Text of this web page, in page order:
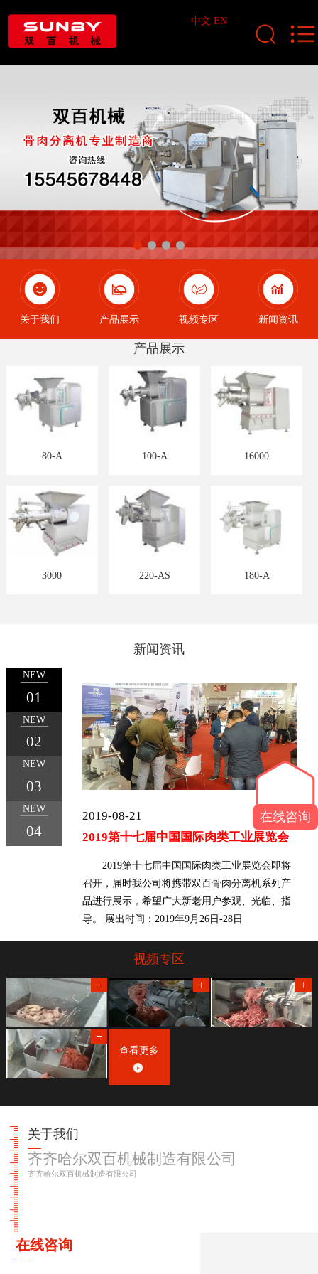
中文 EN
1 2 3 4
关于我们 产品展示 视频专区 新闻资讯
产品展示
80-A 100-A 16000
3000 220-AS 180-A
新闻资讯
NEW
01
NEW
02
NEW
03
NEW
04
2019-08-21
2019第十七届中国国际肉类工业展览会
2019第十七届中国国际肉类工业展览会即将
召开，届时我公司将携带双百骨肉分离机系列产
品进行展示，希望广大新老用户参观、光临、指
导。 展出时间：2019年9月26日-28日
视频专区
查看更多
关于我们
齐齐哈尔双百机械制造有限公司
齐齐哈尔双百机械制造有限公司
在线咨询
在线咨询